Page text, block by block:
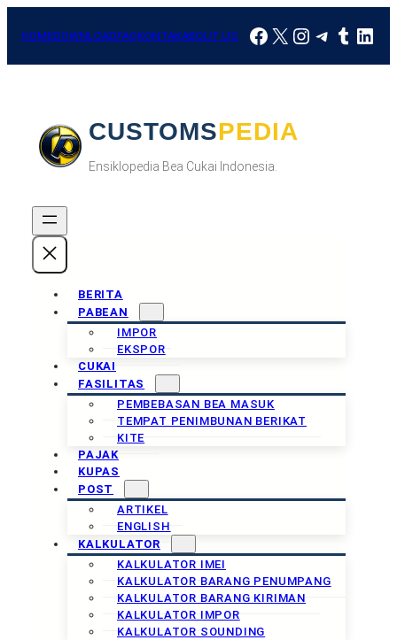
HOMEDOWNLOADFAQKONTAKABOUT US Facebook
X Instagram
CUSTOMSPEDIA
Ensiklopedia Bea Cukai Indonesia.
BERITA
PABEAN
IMPOR
EKSPOR
CUKAI
FASILITAS
PEMBEBASAN BEA MASUK
TEMPAT PENIMBUNAN BERIKAT
KITE
PAJAK
KUPAS
POST
ARTIKEL
ENGLISH
KALKULATOR
KALKULATOR IMEI
KALKULATOR BARANG PENUMPANG
KALKULATOR BARANG KIRIMAN
KALKULATOR IMPOR
KALKULATOR SOUNDING